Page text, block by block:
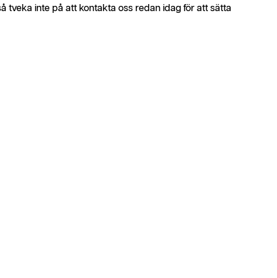
tveka inte på att kontakta oss redan idag för att sätta